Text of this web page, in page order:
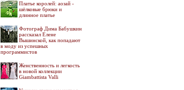
Платье королей: аозай -
шёлковые брюки и
длинное платье
Фотограф Дима Бабушкин
рассказал Елене
Вышинской, как попадают
в моду из успешных
программистов
Женственность и легкость
в новой коллекции
Giambattista Valli